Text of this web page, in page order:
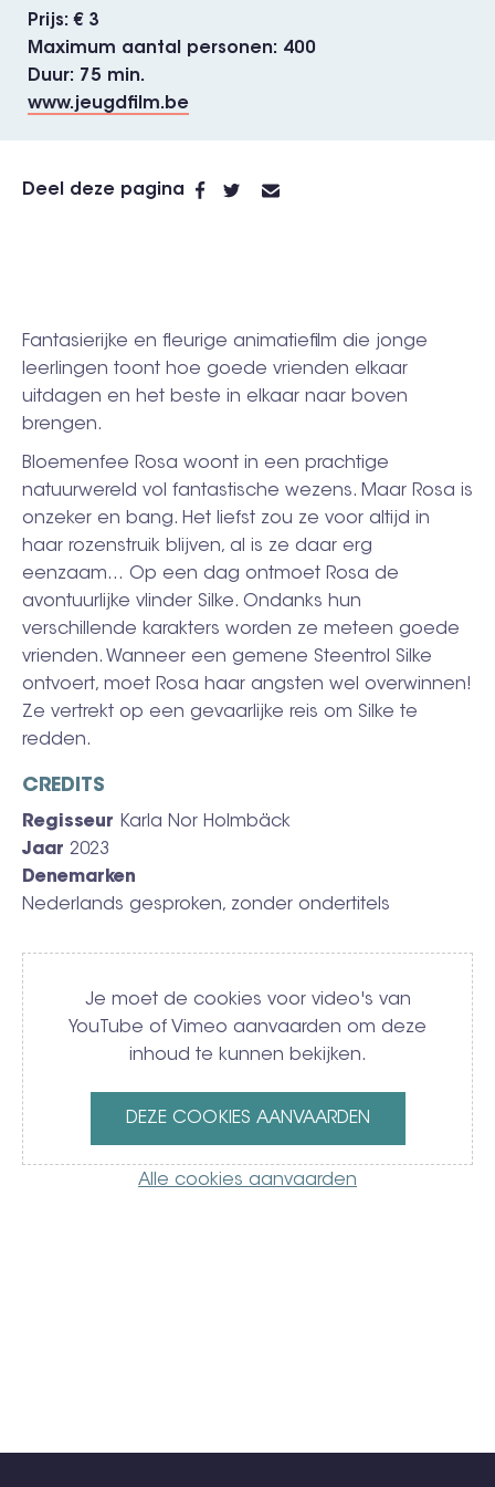
Prijs
€ 3
Maximum aantal personen
400
Duur
75 min.
www.jeugdfilm.be
Deel deze pagina
Fantasierijke en fleurige animatiefilm die jonge
leerlingen toont hoe goede vrienden elkaar
uitdagen en het beste in elkaar naar boven
brengen.
Bloemenfee Rosa woont in een prachtige
natuurwereld vol fantastische wezens. Maar Rosa is
onzeker en bang. Het liefst zou ze voor altijd in
haar rozenstruik blijven, al is ze daar erg
eenzaam… Op een dag ontmoet Rosa de
avontuurlijke vlinder Silke. Ondanks hun
verschillende karakters worden ze meteen goede
vrienden. Wanneer een gemene Steentrol Silke
ontvoert, moet Rosa haar angsten wel overwinnen!
Ze vertrekt op een gevaarlijke reis om Silke te
redden.
CREDITS
Regisseur Karla Nor Holmbäck
Jaar 2023
Denemarken
Nederlands gesproken, zonder ondertitels
Video
Je moet de cookies voor video's van
YouTube of Vimeo aanvaarden om deze
inhoud te kunnen bekijken.
DEZE COOKIES AANVAARDEN
Alle cookies aanvaarden